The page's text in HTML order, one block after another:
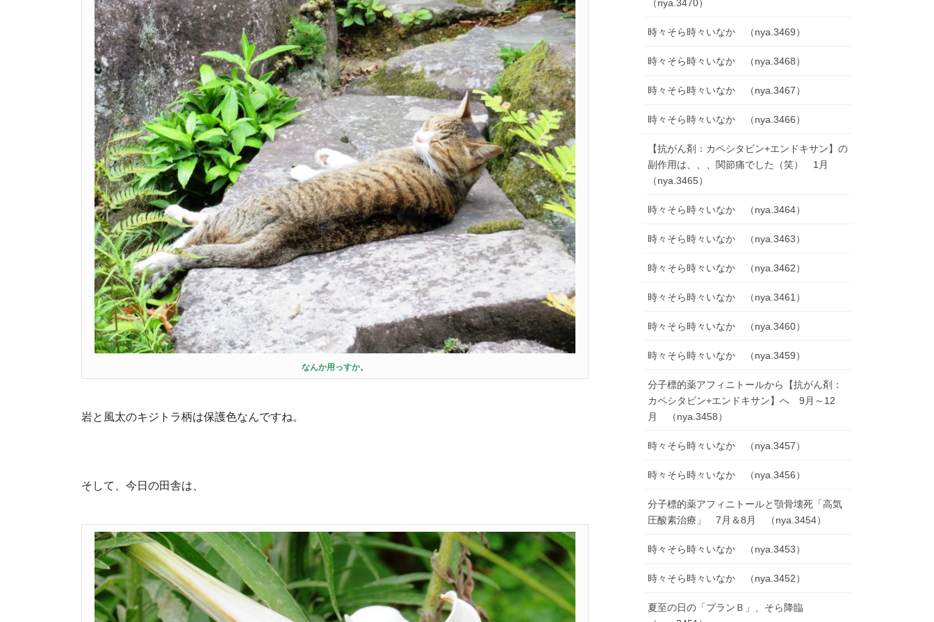
なんか用っすか。
岩と風太のキジトラ柄は保護色なんですね。
そして、今日の田舎は、
（nya.3470）
時々そら時々いなか （nya.3469）
時々そら時々いなか （nya.3468）
時々そら時々いなか （nya.3467）
時々そら時々いなか （nya.3466）
【抗がん剤：カペシタビン+エンドキサン】の
副作用は、、、関節痛でした（笑） 1月
（nya.3465）
時々そら時々いなか （nya.3464）
時々そら時々いなか （nya.3463）
時々そら時々いなか （nya.3462）
時々そら時々いなか （nya.3461）
時々そら時々いなか （nya.3460）
時々そら時々いなか （nya.3459）
分子標的薬アフィニトールから【抗がん剤：
カペシタビン+エンドキサン】へ 9月～12
月 （nya.3458）
時々そら時々いなか （nya.3457）
時々そら時々いなか （nya.3456）
分子標的薬アフィニトールと顎骨壊死「高気
圧酸素治療」 7月＆8月 （nya.3454）
時々そら時々いなか （nya.3453）
時々そら時々いなか （nya.3452）
夏至の日の「プランＢ」、そら降臨